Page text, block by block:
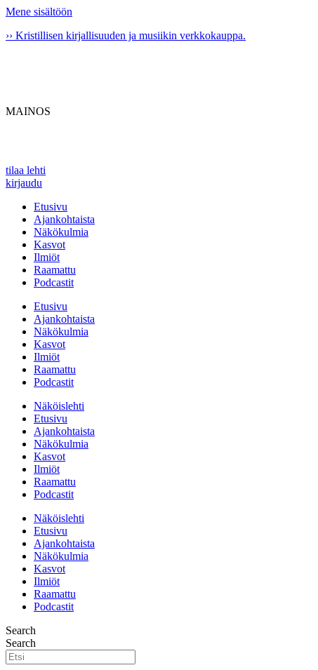
Mene sisältöön
›› Kristillisen kirjallisuuden ja musiikin verkkokauppa.
MAINOS
tilaa lehti
kirjaudu
Etusivu
Ajankohtaista
Näkökulmia
Kasvot
Ilmiöt
Raamattu
Podcastit
Etusivu
Ajankohtaista
Näkökulmia
Kasvot
Ilmiöt
Raamattu
Podcastit
Näköislehti
Etusivu
Ajankohtaista
Näkökulmia
Kasvot
Ilmiöt
Raamattu
Podcastit
Näköislehti
Etusivu
Ajankohtaista
Näkökulmia
Kasvot
Ilmiöt
Raamattu
Podcastit
Search
Search